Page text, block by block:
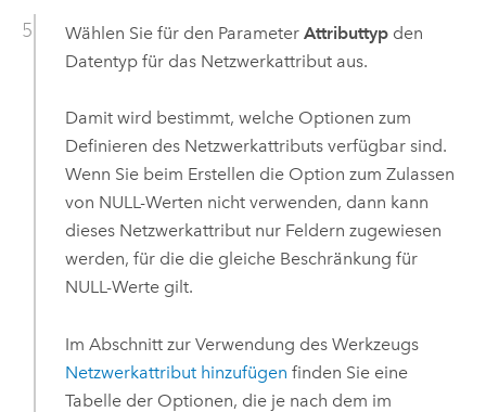
Wählen Sie für den Parameter Attributtypden
Datentyp für das Netzwerkattribut aus.
Damit wird bestimmt, welche Optionen zum
Definieren des Netzwerkattributs verfügbar sind.
Wenn Sie beim Erstellen die Option zum Zulassen
von NULL-Werten nicht verwenden, dann kann
dieses Netzwerkattribut nur Feldern zugewiesen
werden, für die die gleiche Beschränkung für
NULL-Werte gilt.
Im Abschnitt zur Verwendung des Werkzeugs
Netzwerkattribut hinzufügen finden Sie eine
Tabelle der Optionen, die je nach dem im